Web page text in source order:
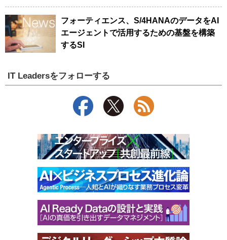
フォーティエンス、S/4HANAのデータをAI
エージェントで活用するための基盤を構築
するSI
IT Leadersをフォローする